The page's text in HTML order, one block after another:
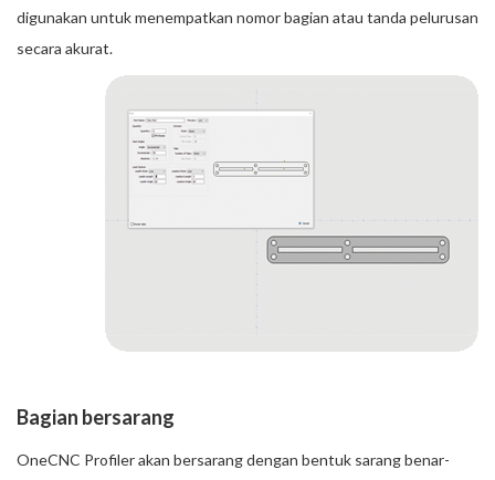
digunakan untuk menempatkan nomor bagian atau tanda pelurusan
secara akurat.
Bagian bersarang
OneCNC Profiler akan bersarang dengan bentuk sarang benar-